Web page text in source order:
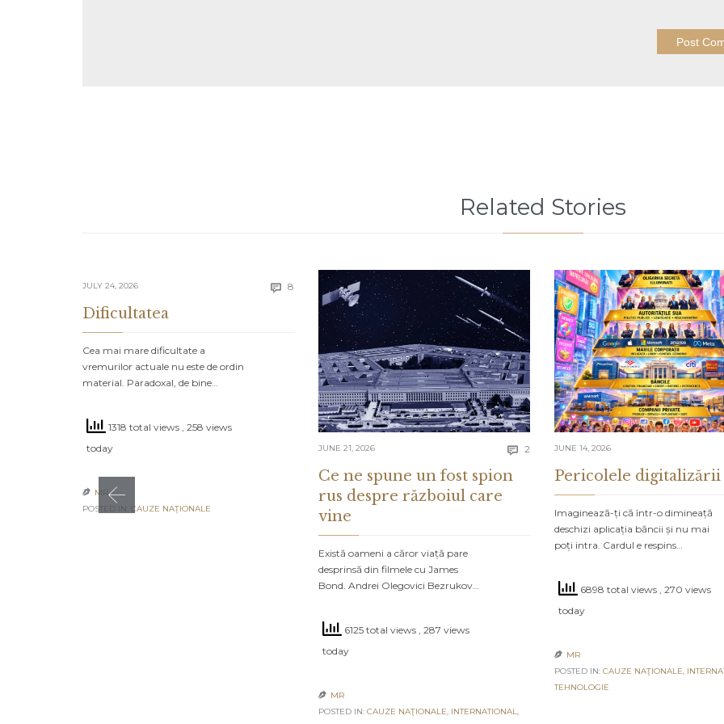
Related Stories
JULY 24, 2026  8 Comments
Dificultatea
Cea mai mare dificultate a
vremurilor actuale nu este de ordin
material. Paradoxal, de bine…
1318 total views , 258 views
today
 MR
POSTED IN: CAUZE NAŢIONALE
JUNE 21, 2026  2 Comments
Ce ne spune un fost spion
rus despre războiul care
vine
Există oameni a căror viață pare
desprinsă din filmele cu James
Bond. Andrei Olegovici Bezrukov…
6125 total views , 287 views
today
 MR
POSTED IN: CAUZE NAŢIONALE, INTERNATIONAL,
JUNE 14, 2026
Pericolele digitalizării
Imaginează-ți că într-o dimineață
deschizi aplicația băncii și nu mai
poți intra. Cardul e respins…
6898 total views , 270 views
today
 MR
POSTED IN: CAUZE NAŢIONALE,
TEHNOLOGIE